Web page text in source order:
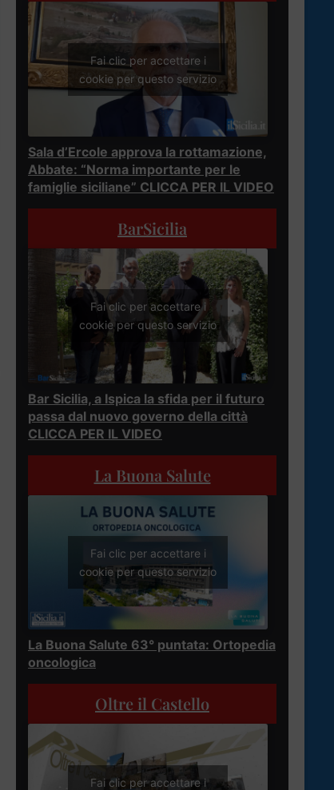
Fai clic per accettare i
cookie per questo servizio
Sala d’Ercole approva la rottamazione,
Abbate: “Norma importante per le
famiglie siciliane” CLICCA PER IL VIDEO
BarSicilia
Fai clic per accettare i
cookie per questo servizio
Bar Sicilia, a Ispica la sfida per il futuro
passa dal nuovo governo della città
CLICCA PER IL VIDEO
La Buona Salute
Fai clic per accettare i
cookie per questo servizio
La Buona Salute 63° puntata: Ortopedia
oncologica
Oltre il Castello
Fai clic per accettare i